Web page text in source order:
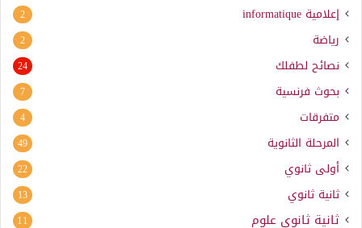
إعلامية informatique
2
رياضة 2
نصائح لطفلك 24
بحوث فرنسية 7
متفرقات 4
المرحلة الثانوية 49
أولى ثانوي 22
ثانية ثانوي 13
ثانية ثانوي علوم 11